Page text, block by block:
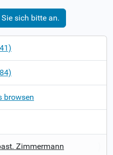
sich bitte an.
browsen
Zimmermann